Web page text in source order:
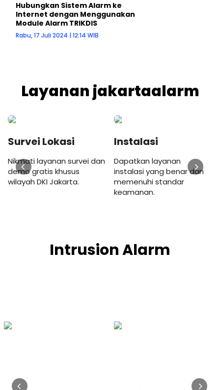
Hubungkan Sistem Alarm ke
Internet dengan Menggunakan
Module Alarm TRIKDIS
Rabu, 17 Juli 2024 | 12:14 WIB
Layanan jakartaalarm
Survei Lokasi
Nikmati layanan survei dan
demo gratis khusus
wilayah DKI Jakarta.
Instalasi
Dapatkan layanan
instalasi yang benar dan
memenuhi standar
keamanan.
Intrusion Alarm